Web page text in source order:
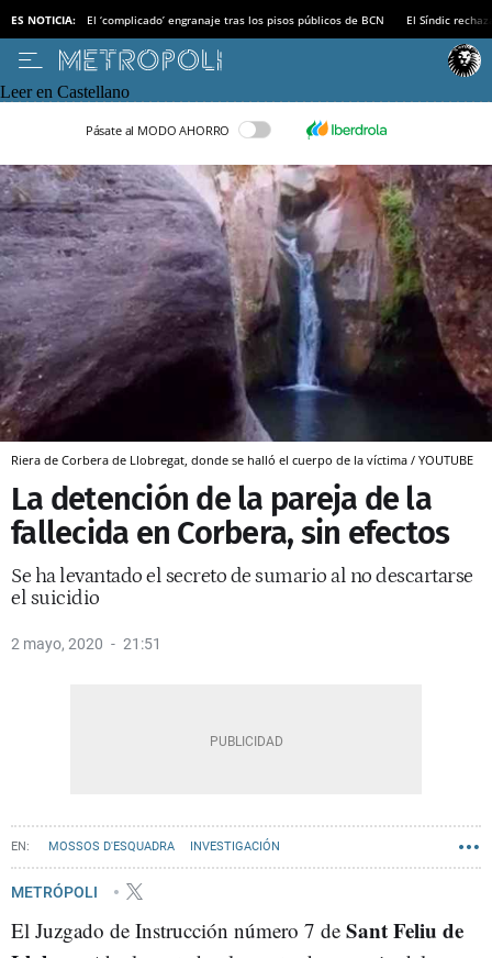
ES NOTICIA: El ‘complicado’ engranaje tras los pisos públicos de BCN El Síndic
Leer en Castellano
Pásate al MODO AHORRO
Riera de Corbera de Llobregat, donde se halló el cuerpo de la víctima / YOUTUBE
La detención de la pareja de la
fallecida en Corbera, sin efectos
Se ha levantado el secreto de sumario al no descartarse
el suicidio
2 mayo, 2020 21:51
MOSSOS D'ESQUADRA INVESTIGACIÓN
METRÓPOLI
El Juzgado de Instrucción número 7 de Sant Feliu de